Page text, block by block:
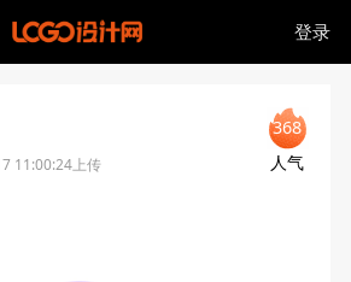
登录
11:00:24上传
368
人气